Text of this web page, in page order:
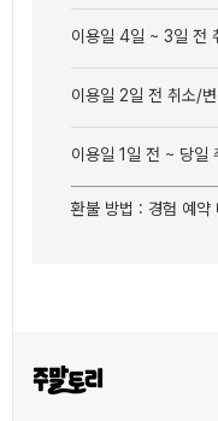
이용일 4일 ~ 3일 전
이용일 2일 전 취소/
이용일 1일 전 ~ 당
환불 방법 : 경험 예약